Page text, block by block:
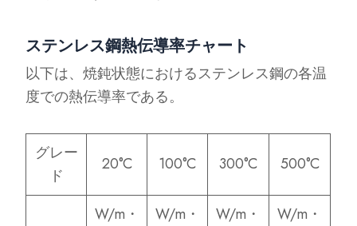
ステンレス鋼熱伝導率チャート
以下は、焼鈍状態におけるステンレス鋼の各温
度での熱伝導率である。
グレー
ド
20°C 100°C 300°C 500°C
W/m・
W/m・
W/m・
W/m・